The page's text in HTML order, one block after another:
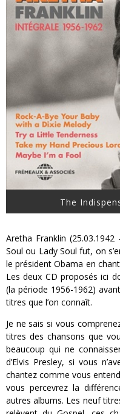
The
Aretha Franklin
Soul ou Lady Soul fut, on
le président Obama en
Les deux CD proposés ici
(la période 1956-1962)
titres que l’on connaît.
Je ne sais si vous
titres des chansons que
beaucoup qui ne
d’Elvis Presley, si vous
chantez comme vous
vous percevrez la
autres albums. Les neuf